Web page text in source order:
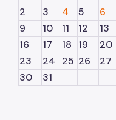
2
3 4 5 6
9
10 11 12 13
16
17 18 19 20
23
24 25 26 27
30
31